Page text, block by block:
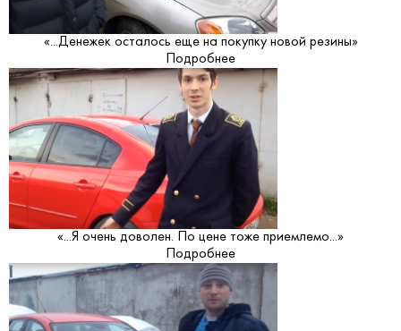
«...Денежек осталось еще на покупку новой резины»
Подробнее
«...Я очень доволен. По цене тоже приемлемо...»
Подробнее